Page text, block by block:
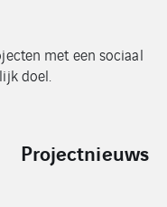
met een sociaal
doel.
Projectnieuws